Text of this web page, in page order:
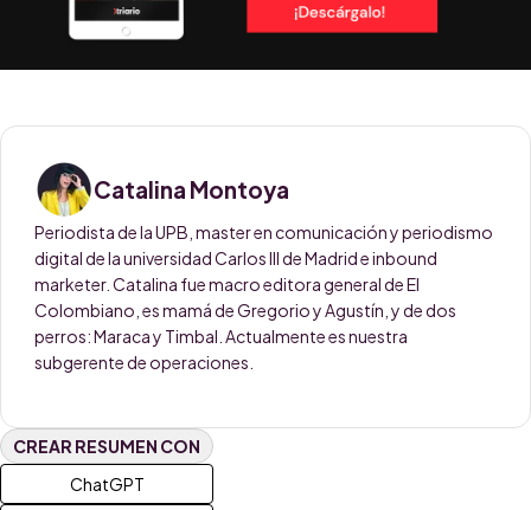
Catalina Montoya
Periodista de la UPB, master en comunicación y periodismo
digital de la universidad Carlos III de Madrid e inbound
marketer. Catalina fue macro editora general de El
Colombiano, es mamá de Gregorio y Agustín, y de dos
perros: Maraca y Timbal. Actualmente es nuestra
subgerente de operaciones.
CREAR RESUMEN CON
ChatGPT